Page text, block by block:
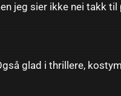
jeg sier ikke nei takk
glad i thrillere,